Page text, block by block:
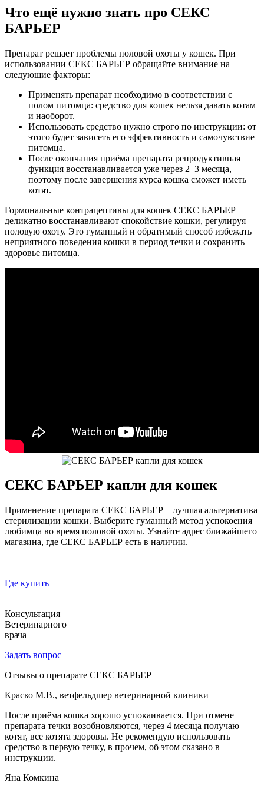
Что ещё нужно знать про СЕКС
БАРЬЕР
Препарат решает проблемы половой охоты у кошек. При
использовании СЕКС БАРЬЕР обращайте внимание на
следующие факторы:
Применять препарат необходимо в соответствии с
полом питомца: средство для кошек нельзя давать котам
и наоборот.
Использовать средство нужно строго по инструкции: от
этого будет зависеть его эффективность и самочувствие
питомца.
После окончания приёма препарата репродуктивная
функция восстанавливается уже через 2–3 месяца,
поэтому после завершения курса кошка сможет иметь
котят.
Гормональные контрацептивы для кошек СЕКС БАРЬЕР
деликатно восстанавливают спокойствие кошки, регулируя
половую охоту. Это гуманный и обратимый способ избежать
неприятного поведения кошки в период течки и сохранить
здоровье питомца.
СЕКС БАРЬЕР капли для кошек
Применение препарата СЕКС БАРЬЕР – лучшая альтернатива
стерилизации кошки. Выберите гуманный метод успокоения
любимца во время половой охоты. Узнайте адрес ближайшего
магазина, где СЕКС БАРЬЕР есть в наличии.
Где купить
Консультация
Ветеринарного
врача
Задать вопрос
Отзывы о препарате СЕКС БАРЬЕР
Краско М.В., ветфельдшер ветеринарной клиники
После приёма кошка хорошо успокаивается. При отмене
препарата течки возобновляются, через 4 месяца получаю
котят, все котята здоровы. Не рекомендую использовать
средство в первую течку, в прочем, об этом сказано в
инструкции.
Яна Комкина